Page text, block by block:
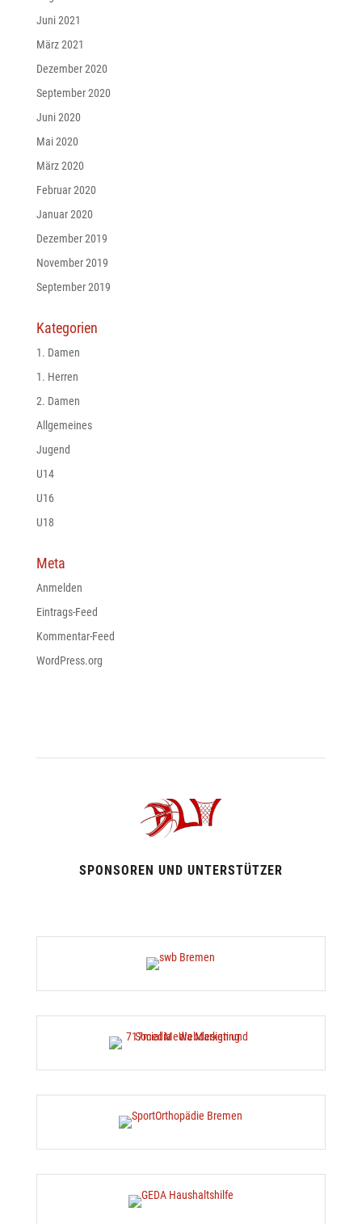
Juni 2021
März 2021
Dezember 2020
September 2020
Juni 2020
Mai 2020
März 2020
Februar 2020
Januar 2020
Dezember 2019
November 2019
September 2019
Kategorien
1. Damen
1. Herren
2. Damen
Allgemeines
Jugend
U14
U16
U18
Meta
Anmelden
Eintrags-Feed
Kommentar-Feed
WordPress.org
SPONSOREN UND UNTERSTÜTZER